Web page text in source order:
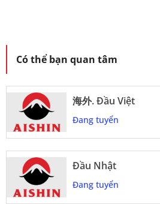
Có thể bạn quan tâm
海外. Đầu Việt
Đang tuyển
Đầu Nhật
Đang tuyển